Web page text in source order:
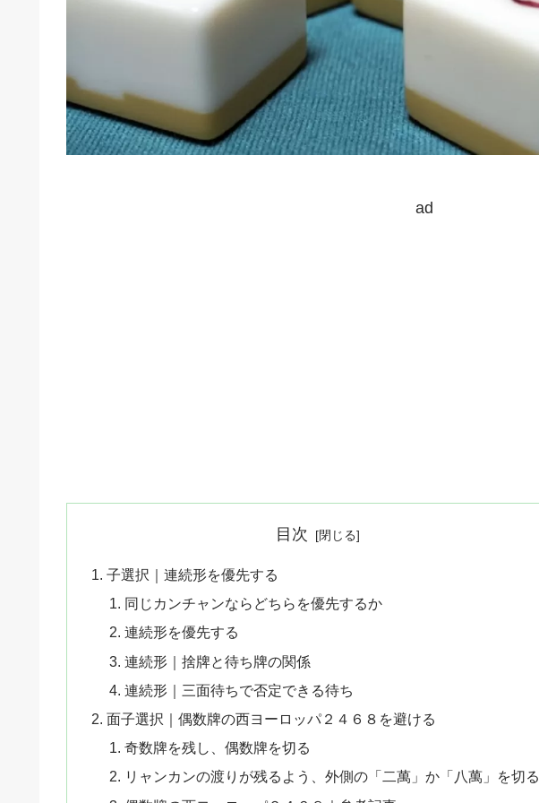
ad
目次
子選択｜連続形を優先する
同じカンチャンならどちらを優先するか
連続形を優先する
連続形｜捨牌と待ち牌の関係
連続形｜三面待ちで否定できる待ち
面子選択｜偶数牌の西ヨーロッパ２４６８を避ける
奇数牌を残し、偶数牌を切る
リャンカンの渡りが残るよう、外側の「二萬」か「八萬」を切る